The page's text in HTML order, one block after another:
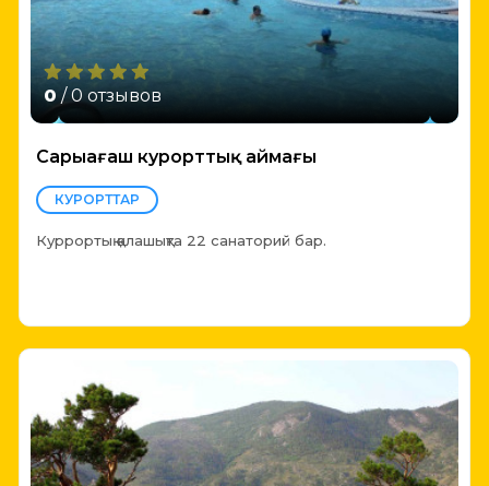
0/ 0 отзывов
Сарыағаш курорттық аймағы
КУРОРТТАР
Куррортық қалашықта 22 санаторий бар.